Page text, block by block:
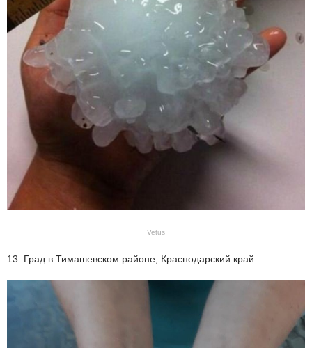
Vetus
13. Град в Тимашевском районе, Краснодарский край